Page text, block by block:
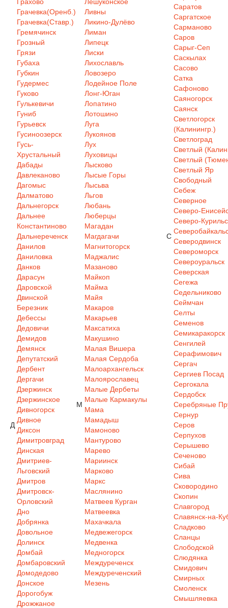
Грачевка(Оренб.)
Грачевка(Ставр.)
Гремячинск
Грозный
Грязи
Губаха
Губкин
Гудермес
Гуково
Гулькевичи
Гуниб
Гурьевск
Гусиноозерск
Гусь-
Хрустальный
Д
Дабады
Давлеканово
Дагомыс
Далматово
Дальнегорск
Дальнее
Константиново
Дальнереченск
Данилов
Даниловка
Данков
Дарасун
Даровской
Двинской
Березник
Дебессы
Дедовичи
Демидов
Демянск
Депутатский
Дербент
Дергачи
Дзержинск
Дзержинское
Дивногорск
Дивное
Диксон
Димитровград
Динская
Дмитриев-
Льговский
Дмитров
Дмитровск-
Орловский
Дно
Добрянка
Довольное
Долинск
Домбай
Домбаровский
Домодедово
Донское
Дорогобуж
Дрожжаное
Ливны
Ликино-Дулёво
Лиман
Липецк
Лиски
Лихославль
Ловозеро
Лодейное Поле
Лонг-Юган
Лопатино
Лотошино
Луга
Лукоянов
Лух
Луховицы
Лысково
Лысые Горы
Лысьва
Льгов
Любань
Люберцы
М
Магадан
Магдагачи
Магнитогорск
Маджалис
Мазаново
Майкоп
Майма
Майя
Макаров
Макарьев
Максатиха
Макушино
Малая Вишера
Малая Сердоба
Малоархангельск
Малоярославец
Малые Дербеты
Малые Кармакулы
Мама
Мамадыш
Мамоново
Мантурово
Марево
Мариинск
Марково
Маркс
Маслянино
Матвеев Курган
Матвеевка
Махачкала
Медвежегорск
Медвенка
Медногорск
Междуреченск
Междуреченский
Мезень
С
Саратов
Саргатское
Сарманово
Саров
Сарыг-Сеп
Саскылах
Сасово
Сатка
Сафоново
Саяногорск
Саянск
Светлогорск
(Калинингр.)
Светлоград
Светлый
Светлый
Светлый Яр
Свободный
Себеж
Северное
Северо-
Северо-
Северодвинск
Североморск
Североуральск
Северская
Сегежа
Седельниково
Сеймчан
Селты
Семенов
Семикаракорск
Сенгилей
Серафимович
Сергач
Сергиев Посад
Сергокала
Сердобск
Серебряные
Сернур
Серов
Серпухов
Серышево
Сеченово
Сибай
Сива
Сковородино
Скопин
Славгород
Славянск-на-
Сладково
Сланцы
Слободской
Слюдянка
Смидович
Смирных
Смоленск
Смышляевка